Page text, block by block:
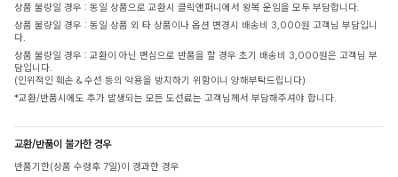
상품 불량일 경우 : 동일 상품으로 교환시 클릭앤퍼니에서 왕복 운임을 모두 부담합니다.
상품 불량일 경우 : 동일 상품 외 타 상품이나 옵션 변경시 배송비 3,000원 고객님 부담입니
다.
상품 불량일 경우 : 교환이 아닌 변심으로 반품을 할 경우 초기 배송비 3,000원은 고객님 부
담입니다.
(인위적인 훼손 & 수선 등의 악용을 방지하기 위함이니 양해부탁드립니다)
*교환/반품시에도 추가 발생되는 모든 도선료는 고객님께서 부담해주셔야 합니다.
교환/반품이 불가한 경우
반품기한(상품 수령후 7일)이 경과한 경우